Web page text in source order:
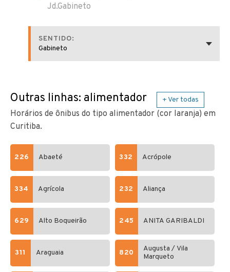
Jd.Gabineto
SENTIDO:
Gabineto
Outras linhas: alimentador + Ver todas
Horários de ônibus do tipo alimentador (cor laranja) em
Curitiba.
226 Abaeté 332 Acrópole
334 Agrícola 232 Aliança
629 Alto Boqueirão 245 ANITA GARIBALDI
311 Araguaia 820
Augusta / Vila
Marqueto